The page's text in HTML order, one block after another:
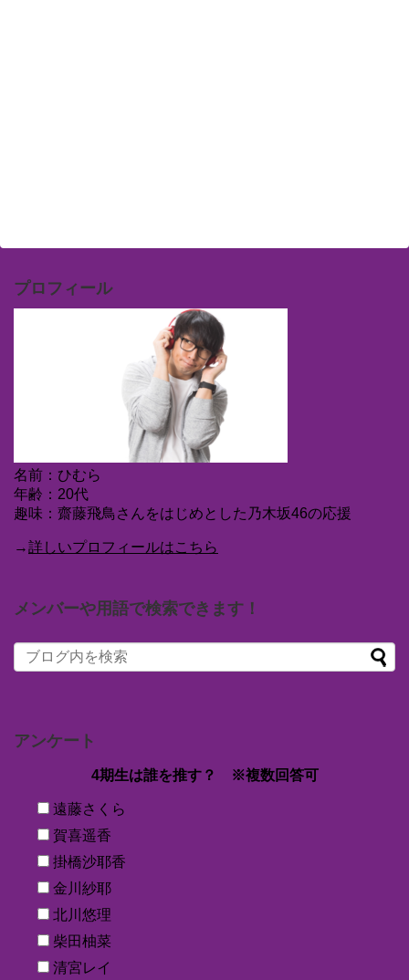
プロフィール
名前：ひむら
年齢：20代
趣味：齋藤飛鳥さんをはじめとした乃木坂46の応援
→詳しいプロフィールはこちら
メンバーや用語で検索できます！
アンケート
4期生は誰を推す？ ※複数回答可
遠藤さくら
賀喜遥香
掛橋沙耶香
金川紗耶
北川悠理
柴田柚菜
清宮レイ